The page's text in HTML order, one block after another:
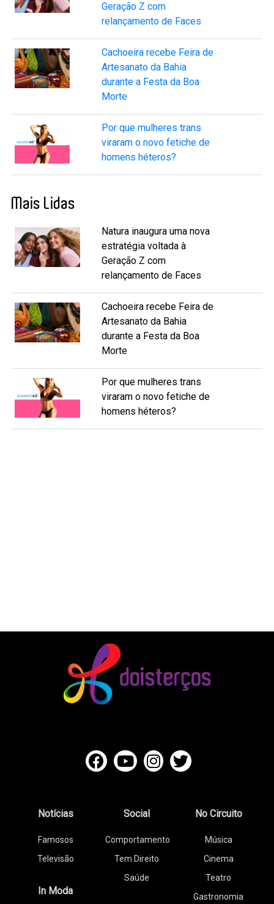
Geração Z com
relançamento de Faces
Cachoeira recebe Feira de
Artesanato da Bahia
durante a Festa da Boa
Morte
Por que mulheres trans
viraram o novo fetiche de
homens héteros?
Mais Lidas
Natura inaugura uma nova
estratégia voltada à
Geração Z com
relançamento de Faces
Cachoeira recebe Feira de
Artesanato da Bahia
durante a Festa da Boa
Morte
Por que mulheres trans
viraram o novo fetiche de
homens héteros?
Notícias
Famosos
Televisão
In Moda
Social
Comportamento
Tem Direito
Saúde
No Circuito
Música
Cinema
Teatro
Gastronomia